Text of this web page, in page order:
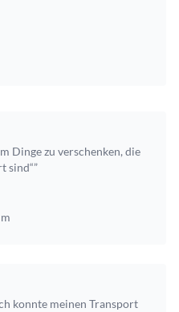
Dinge zu verschenken, die
sind“”
konnte meinen Transport